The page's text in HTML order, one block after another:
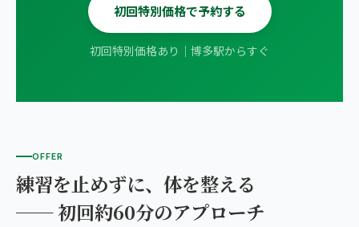
初回特別価格で予約する
初回特別価格あり｜博多駅からすぐ
OFFER
練習を止めずに、体を整える
── 初回約60分のアプローチ